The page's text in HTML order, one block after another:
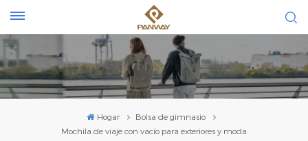
Hogar
Bolsa de gimnasio
Mochila de viaje con vacío para exteriores y moda